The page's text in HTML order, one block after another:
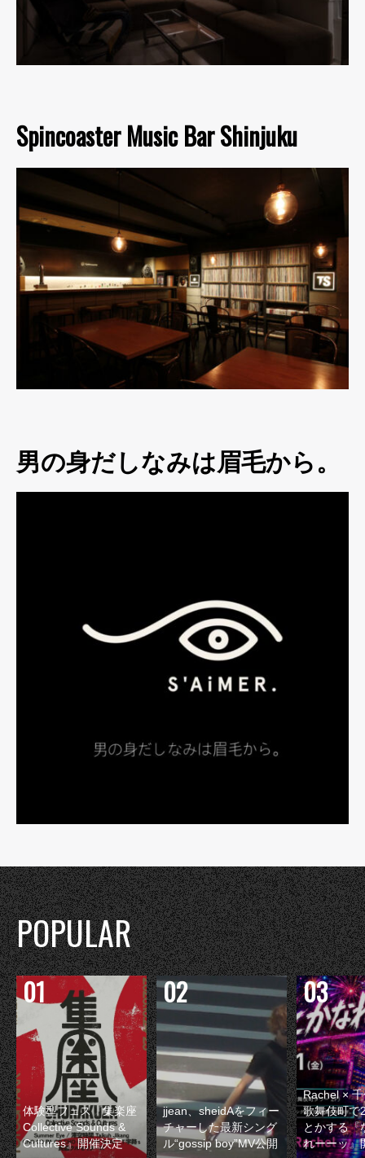
Spincoaster Music Bar Shinjuku
男の身だしなみは眉毛から。
POPULAR
体験型フェス『集楽座
Collective Sounds &
Cultures』開催決定
jjean、sheidAをフィー
チャーした最新シング
ル“gossip boy”MV公開
Rachel ×
歌舞伎町で
とかする『
れーーッ』